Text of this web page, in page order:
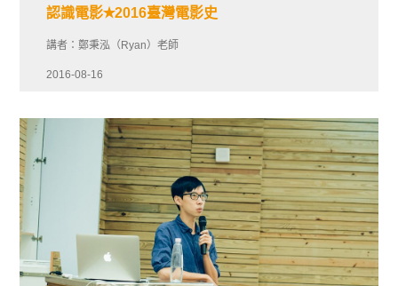
認識電影✭2016臺灣電影史
講者：鄭秉泓（Ryan）老師
2016-08-16